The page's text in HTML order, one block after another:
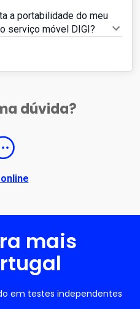
a portabilidade do meu
serviço móvel DIGI?
dúvida?
mais
em testes independentes